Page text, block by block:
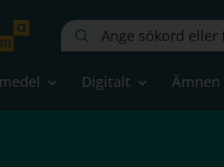
Sök
på
webbplatsen::
Digitalt Ämnen